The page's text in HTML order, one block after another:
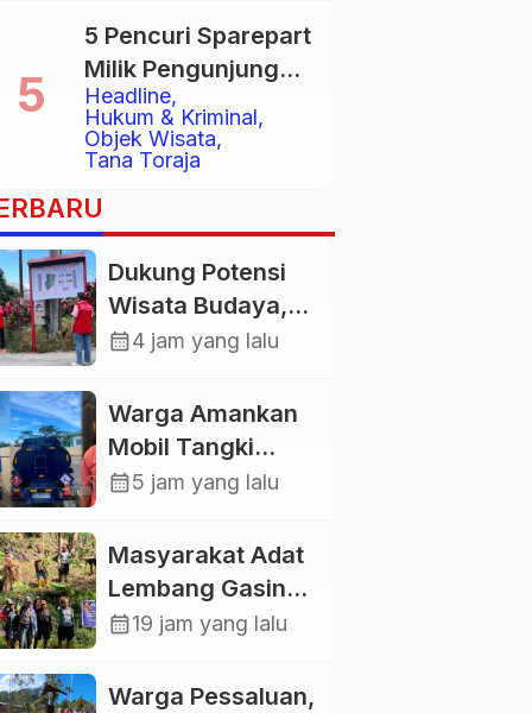
sebagai Bupati dan
Wakil Bupati Tana
Toraja Terpilih
Headline
Hukum & Kriminal
Objek Wisata
Tana Toraja
5 Pencuri Sparepart
Milik Pengunjung
Objek Wisata
Pango-Pango
Ditangkap Polisi
Dukung Potensi
Wisata Budaya,
Mahasiswa KKNT
Kelurahan
Nonongan Utara
Pasang Papan
Digital
calendar_month4 jam yang lalu
Warga Amankan
Mobil Tangki
Pelansir, Kasat
Toraja Utara:
Proses Hukum
Berjalan
calendar_month5 jam yang lalu
Masyarakat Adat
Lembang Gasing
Mengkendek Usir
yang Rusak
calendar_month19 jam yang lalu
Warga Pessaluan,